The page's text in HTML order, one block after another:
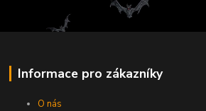
Informace pro zákazníky
O nás